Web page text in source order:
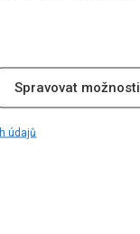
Spravovat možnosti
údajů
v